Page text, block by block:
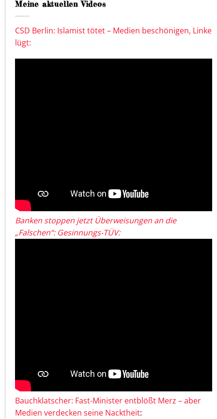
Meine aktuellen Videos
CSD Berlin: Islamist tötet – Medien beschönigen, Linke
lügt:
Banken stoppen jetzt Überweisungen an die
„Falschen“: Gesinnungs-TÜV:
Bauchklatscher: Fast-Minister entblößt Merz – aber
Medien verdecken seine Nacktheit: